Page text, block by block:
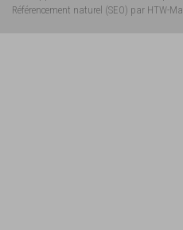
Référencement naturel (SEO) par HTW-